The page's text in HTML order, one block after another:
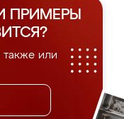
ПРИМЕРЫ
или